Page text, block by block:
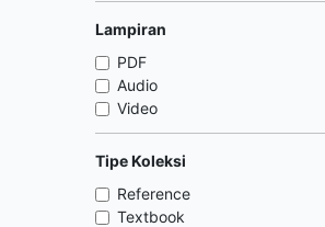
Lampiran
PDF
Audio
Video
Tipe Koleksi
Reference
Textbook